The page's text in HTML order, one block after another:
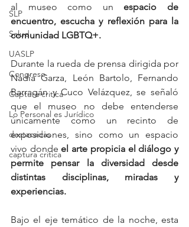
SLP
Salud
UASLP
Congreso
Captura critica
Lo Personal es Jurídico
destacadas
captura critica
al museo como un espacio de
encuentro, escucha y reflexión para la
comunidad LGBTQ+.
Durante la rueda de prensa dirigida por
Nadia Garza, León Bartolo, Fernando
Barragán y Cuco Velázquez, se señaló
que el museo no debe entenderse
únicamente como un recinto de
exposiciones, sino como un espacio
vivo donde el arte propicia el diálogo y
permite pensar la diversidad desde
distintas disciplinas, miradas y
experiencias.
Bajo el eje temático de la noche, esta